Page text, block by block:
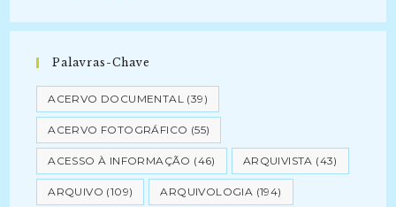
Palavras-Chave
ACERVO DOCUMENTAL (39)
ACERVO FOTOGRÁFICO (55)
ACESSO À INFORMAÇÃO (46) ARQUIVISTA (43)
ARQUIVO (109) ARQUIVOLOGIA (194)